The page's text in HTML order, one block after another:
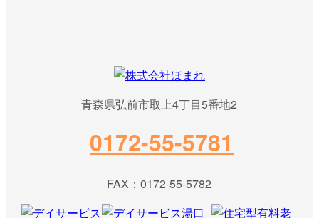
青森県弘前市取上4丁目5番地2
0172-55-5781
FAX：0172-55-5782